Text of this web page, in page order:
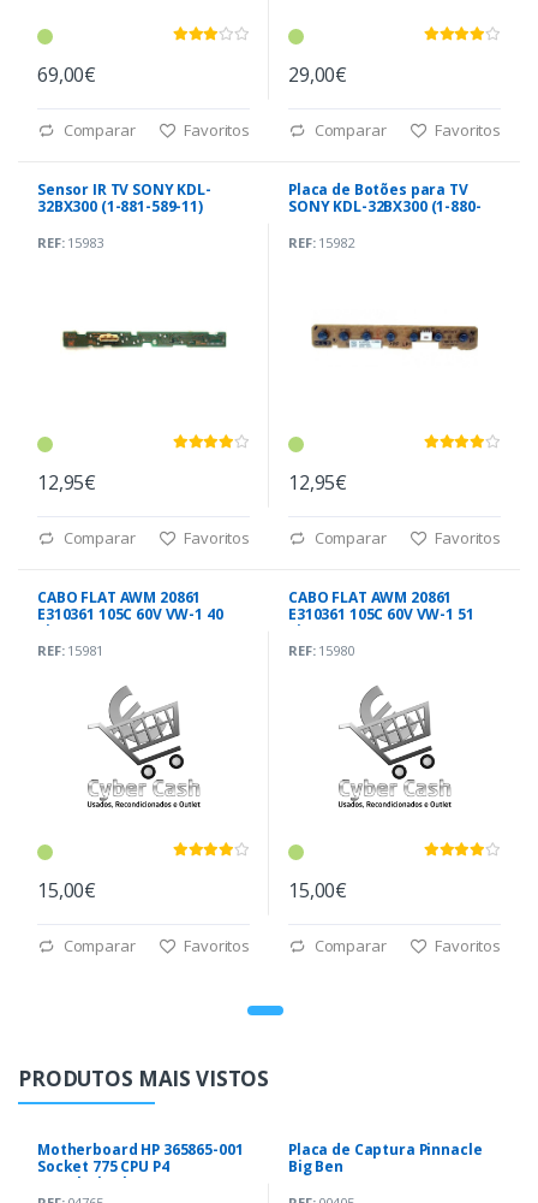
69,00€
Comparar Favoritos
29,00€
Comparar Favoritos
Sensor IR TV SONY KDL-
32BX300 (1-881-589-11)
REF:15983
12,95€
Comparar Favoritos
Placa de Botões para TV
SONY KDL-32BX300 (1-880-
REF:15982
12,95€
Comparar Favoritos
CABO FLAT AWM 20861
E310361 105C 60V VW-1 40
Pinos
REF:15981
15,00€
Comparar Favoritos
CABO FLAT AWM 20861
E310361 105C 60V VW-1 51
Pinos
REF:15980
15,00€
Comparar Favoritos
PRODUTOS MAIS VISTOS
Motherboard HP 365865-001
Socket 775 CPU P4
2.80Ghz|4Gb DDR
Placa de Captura Pinnacle
Big Ben